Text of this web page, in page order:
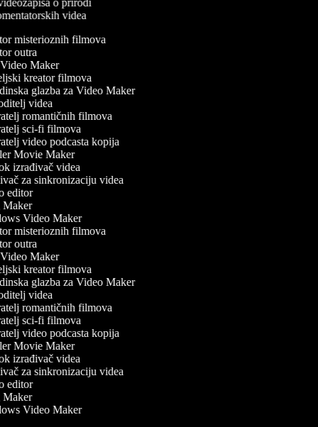
o prirodi
videa
misterioznih filmova
outra
Maker
kreator filmova
glazba za Video Maker
videa
romantičnih filmova
sci-fi filmova
video podcasta kopija
Movie Maker
izrađivač videa
za sinkronizaciju videa
editor
Video Maker
misterioznih filmova
outra
Maker
kreator filmova
glazba za Video Maker
videa
romantičnih filmova
sci-fi filmova
video podcasta kopija
Movie Maker
izrađivač videa
za sinkronizaciju videa
editor
Video Maker